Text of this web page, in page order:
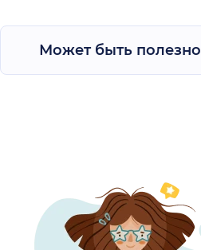
Может быть полезно